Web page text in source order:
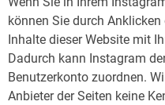
können Sie durch
Inhalte dieser Website mit
Dadurch kann Instagram
Benutzerkonto zuordnen.
Anbieter der Seiten keine